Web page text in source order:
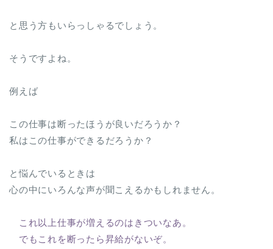
と思う方もいらっしゃるでしょう。
そうですよね。
例えば
この仕事は断ったほうが良いだろうか？
私はこの仕事ができるだろうか？
と悩んでいるときは
心の中にいろんな声が聞こえるかもしれません。
これ以上仕事が増えるのはきついなあ。
でもこれを断ったら昇給がないぞ。